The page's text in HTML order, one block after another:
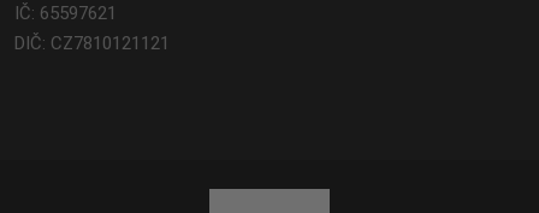
IČ: 65597621
DIČ: CZ7810121121